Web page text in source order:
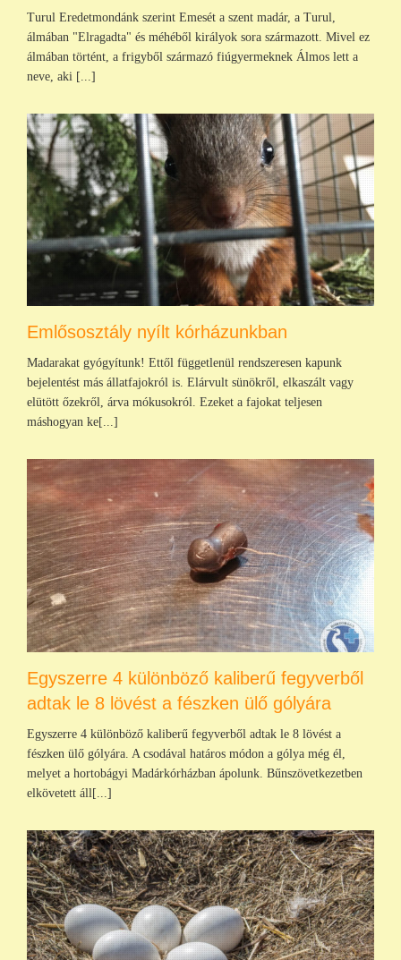
Turul Eredetmondánk szerint Emesét a szent madár, a Turul,
álmában "Elragadta" és méhéből királyok sora származott. Mivel ez
álmában történt, a frigyből származó fiúgyermeknek Álmos lett a
neve, aki [...]
Emlősosztály nyílt kórházunkban
Madarakat gyógyítunk! Ettől függetlenül rendszeresen kapunk
bejelentést más állatfajokról is. Elárvult sünökről, elkaszált vagy
elütött őzekről, árva mókusokról. Ezeket a fajokat teljesen
máshogyan ke[...]
Egyszerre 4 különböző kaliberű fegyverből
adtak le 8 lövést a fészken ülő gólyára
Egyszerre 4 különböző kaliberű fegyverből adtak le 8 lövést a
fészken ülő gólyára. A csodával határos módon a gólya még él,
melyet a hortobágyi Madárkórházban ápolunk. Bűnszövetkezetben
elkövetett áll[...]